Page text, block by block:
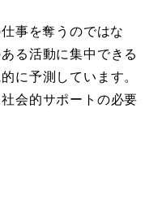
事を奪うのではな
る活動に集中できる
に予測しています。
会的サポートの必要